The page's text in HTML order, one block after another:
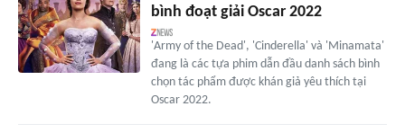
bình đoạt giải Oscar 2022
'Army of the Dead', 'Cinderella' và 'Minamata'
đang là các tựa phim dẫn đầu danh sách bình
chọn tác phẩm được khán giả yêu thích tại
Oscar 2022.